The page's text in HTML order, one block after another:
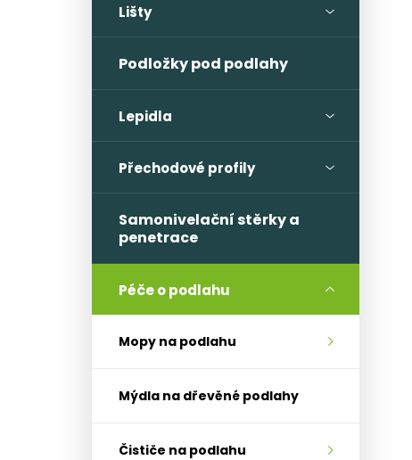
Lišty
Podložky pod podlahy
Lepidla
Přechodové profily
Samonivelační stěrky a
penetrace
Péče o podlahu
Mopy na podlahu
Mýdla na dřevěné podlahy
Čističe na podlahu